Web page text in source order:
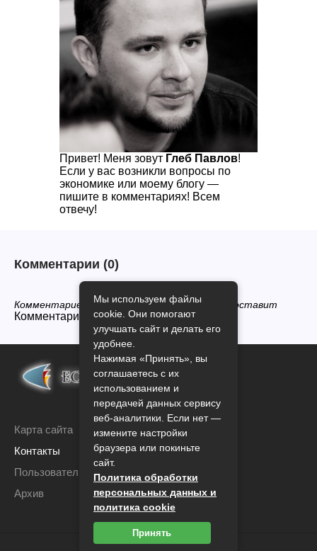
Привет! Меня зовут Глеб Павлов!
Если у вас возникли вопросы по
экономике или моему блогу —
пишите в комментариях! Всем
отвечу!
Комментарии (0)
Комментариев нет, будьте первым кто его оставит
Комментарии закрыты.
Карта сайта
Контакты
Пользовательское соглашение
Архив
Мы используем файлы
cookie. Они помогают
улучшать сайт и делать его
удобнее.
Нажимая «Принять», вы
соглашаетесь с их
использованием и
передачей данных сервису
веб-аналитики. Если нет —
измените настройки
браузера или покиньте
сайт.
Политика обработки
персональных данных и
политика cookie
Принять